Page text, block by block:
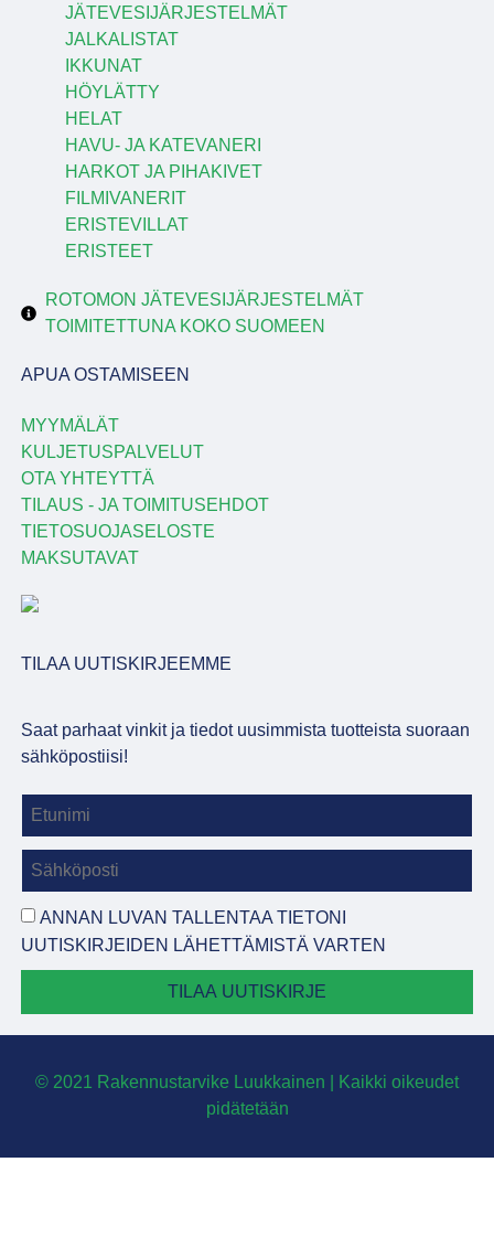
JÄTEVESIJÄRJESTELMÄT
JALKALISTAT
IKKUNAT
HÖYLÄTTY
HELAT
HAVU- JA KATEVANERI
HARKOT JA PIHAKIVET
FILMIVANERIT
ERISTEVILLAT
ERISTEET
ROTOMON JÄTEVESIJÄRJESTELMÄT
TOIMITETTUNA KOKO SUOMEEN
APUA OSTAMISEEN
MYYMÄLÄT
KULJETUSPALVELUT
OTA YHTEYTTÄ
TILAUS - JA TOIMITUSEHDOT
TIETOSUOJASELOSTE
MAKSUTAVAT
TILAA UUTISKIRJEEMME
Saat parhaat vinkit ja tiedot uusimmista tuotteista suoraan
sähköpostiisi!
ANNAN LUVAN TALLENTAA TIETONI
UUTISKIRJEIDEN LÄHETTÄMISTÄ VARTEN
TILAA UUTISKIRJE
© 2021 Rakennustarvike Luukkainen | Kaikki oikeudet
pidätetään